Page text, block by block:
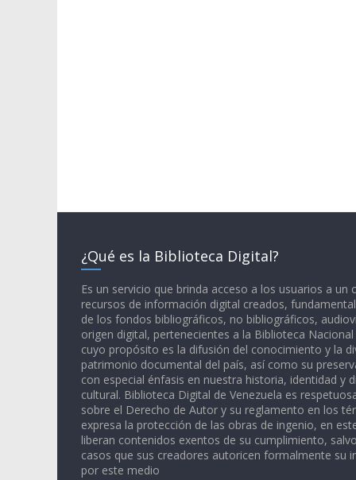
¿Qué es la Biblioteca Digital?
Es un servicio que brinda acceso a los usuarios a un
recursos de información digital creados,
de los fondos bibliográficos, no bibliográficos,
origen digital, pertenecientes a la Biblioteca Nacional
cuyo propósito es la difusión del conocimiento y la
patrimonio documental del país, así como su
con especial énfasis en nuestra historia, identidad y
cultural. Biblioteca Digital de Venezuela es
sobre el Derecho de Autor y su reglamento en los
expresa la protección de las obras de ingenio, en
liberan contenidos exentos de su cumplimiento,
casos que sus creadores autoricen formalmente su
por este medio